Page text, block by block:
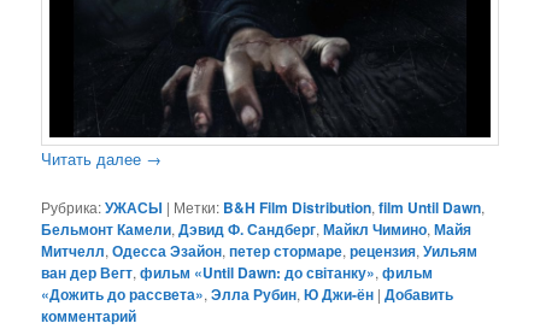
Читать далее →
Рубрика:УЖАСЫ | Метки: B&H Film Distribution,film Until Dawn,
Бельмонт Камели,Дэвид Ф. Сандберг,Майкл Чимино,Майя
Митчелл,Одесса Эзайон,петер стормаре,рецензия,Уильям
ван дер Вегт,фильм «Until Dawn: до світанку»,фильм
«Дожить до рассвета»,Элла Рубин,Ю Джи-ён |Добавить
комментарий